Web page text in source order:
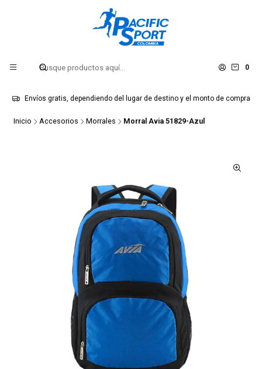
0
Envíos gratis, dependiendo del lugar de destino y el monto de compra
Inicio Accesorios Morrales Morral Avia 51829-Azul